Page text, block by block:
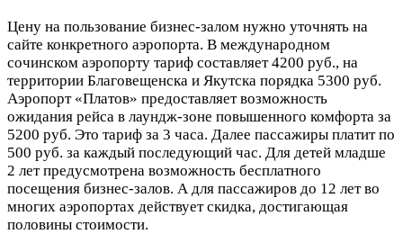
Цену на пользование бизнес-залом нужно уточнять на
сайте конкретного аэропорта. В международном
сочинском аэропорту тариф составляет 4200 руб., на
территории Благовещенска и Якутска порядка 5300 руб.
Аэропорт «Платов» предоставляет возможность
ожидания рейса в лаундж-зоне повышенного комфорта за
5200 руб. Это тариф за 3 часа. Далее пассажиры платит по
500 руб. за каждый последующий час. Для детей младше
2 лет предусмотрена возможность бесплатного
посещения бизнес-залов. А для пассажиров до 12 лет во
многих аэропортах действует скидка, достигающая
половины стоимости.